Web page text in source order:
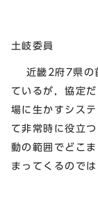
土岐委員
近畿2府7県の
ているが，協定
場に生かすシス
て非常時に役立
動の範囲でどこ
まってくるのでは